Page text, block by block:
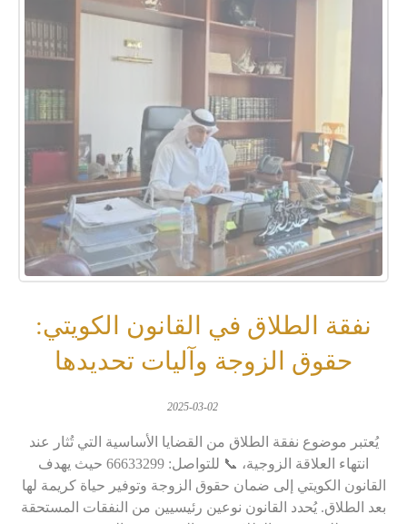
نفقة الطلاق في القانون الكويتي:
حقوق الزوجة وآليات تحديدها
2025-03-02
يُعتبر موضوع نفقة الطلاق من القضايا الأساسية التي تُثار عند
انتهاء العلاقة الزوجية، 📞 للتواصل: 66633299 حيث يهدف
القانون الكويتي إلى ضمان حقوق الزوجة وتوفير حياة كريمة لها
بعد الطلاق. يُحدد القانون نوعين رئيسيين من النفقات المستحقة